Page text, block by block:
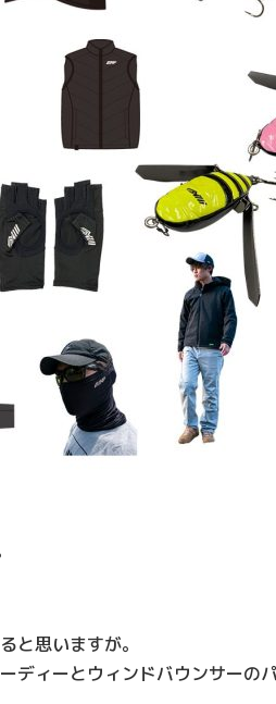
と思いますが。
ディーとウィンドバウンサーの